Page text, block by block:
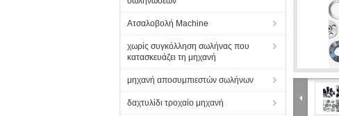
Ατσαλοβολή Machine
χωρίς συγκόλληση σωλήνας που
κατασκευάζει τη μηχανή
μηχανή αποσυμπιεστών σωλήνων
δαχτυλίδι τροχαίο μηχανή